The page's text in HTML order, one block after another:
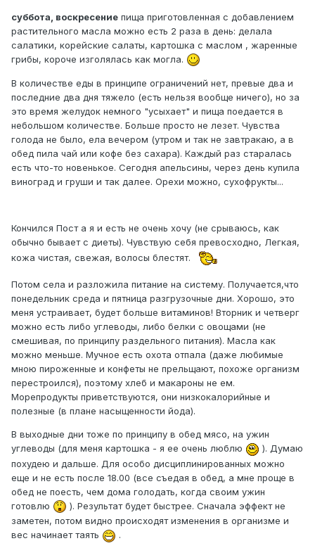
суббота, воскресение пища приготовленная с добавлением
растительного масла можно есть 2 раза в день: делала
салатики, корейские салаты, картошка с маслом , жаренные
грибы, короче изголялась как могла.
В количестве еды в принципе ограничений нет, превые два и
последние два дня тяжело (есть нельзя вообще ничего), но за
это время желудок немного "усыхает" и пища поедается в
небольшом количестве. Больше просто не лезет. Чувства
голода не было, ела вечером (утром и так не завтракаю, а в
обед пила чай или кофе без сахара). Каждый раз старалась
есть что-то новенькое. Сегодня апельсины, через день купила
виноград и груши и так далее. Орехи можно, сухофрукты...
Кончился Пост а я и есть не очень хочу (не срываюсь, как
обычно бывает с диеты). Чувствую себя превосходно, Легкая,
кожа чистая, свежая, волосы блестят.
Потом села и разложила питание на систему. Получается,что
понедельник среда и пятница разгрузочные дни. Хорошо, это
меня устраивает, будет больше витаминов! Вторник и четверг
можно есть либо углеводы, либо белки с овощами (не
смешивая, по принципу раздельного питания). Масла как
можно меньше. Мучное есть охота отпала (даже любимые
мною пироженные и конфеты не прельщают, похоже организм
перестроился), поэтому хлеб и макароны не ем.
Морепродукты приветствуются, они низкокалорийные и
полезные (в плане насыщенности йода).
В выходные дни тоже по принципу в обед мясо, на ужин
углеводы (для меня картошка - я ее очень люблю
). Думаю
похудею и дальше. Для особо дисциплинированных можно
еще и не есть после 18.00 (все съедая в обед, а мне проще в
обед не поесть, чем дома голодать, когда своим ужин
готовлю
). Результат будет быстрее. Сначала эффект не
заметен, потом видно происходят изменения в организме и
вес начинает таять
.